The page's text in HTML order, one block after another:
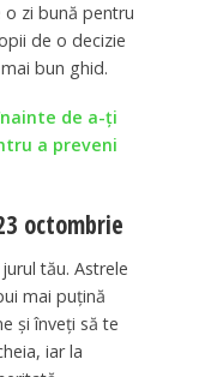
zi bună pentru
de o decizie
bun ghid.
de a-ți
a preveni
octombrie
tău. Astrele
mai puțină
și înveți să te
iar la